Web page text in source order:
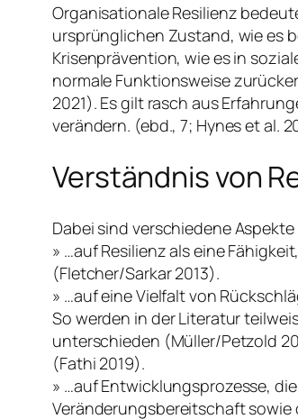
Organisationale Resilienz
ursprünglichen Zustand, wie es
Krisenprävention, wie es in
normale Funktionsweise
2021). Es gilt rasch aus
verändern. (ebd., 7; Hynes et al.
Verständnis von
Dabei sind verschiedene
» …auf Resilienz als eine
(Fletcher/Sarkar 2013).
» …auf eine Vielfalt von
So werden in der Literatur
unterschieden (Müller/Petzold
(Fathi 2019).
» …auf Entwicklungsprozesse,
Veränderungsbereitschaft sowie